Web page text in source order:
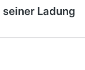
Ladung